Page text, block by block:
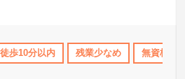
通費支給 退職金制度あり
歩10分以内 残業少なめ 無資格OK